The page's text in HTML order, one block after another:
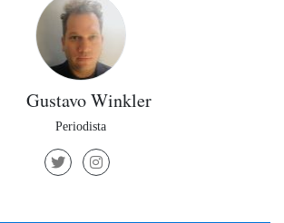
Gustavo Winkler
Periodista